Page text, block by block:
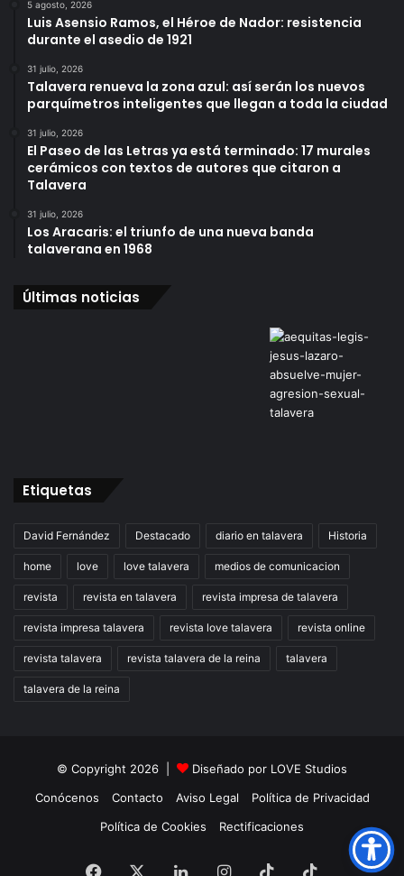
5 agosto, 2026
Luis Asensio Ramos, el Héroe de Nador: resistencia
durante el asedio de 1921
31 julio, 2026
Talavera renueva la zona azul: así serán los nuevos
parquímetros inteligentes que llegan a toda la ciudad
31 julio, 2026
El Paseo de las Letras ya está terminado: 17 murales
cerámicos con textos de autores que citaron a
Talavera
31 julio, 2026
Los Aracaris: el triunfo de una nueva banda
talaverana en 1968
Últimas noticias
Etiquetas
David Fernández Destacado diario en talavera Historia
home love love talavera medios de comunicacion
revista revista en talavera revista impresa de talavera
revista impresa talavera revista love talavera revista online
revista talavera revista talavera de la reina talavera
talavera de la reina
© Copyright 2026 | Diseñado por LOVE Studios
Conócenos
Contacto Aviso Legal
Política de Privacidad
Política de Cookies
Rectificaciones
Facebook LinkedInInstagram
TikTok